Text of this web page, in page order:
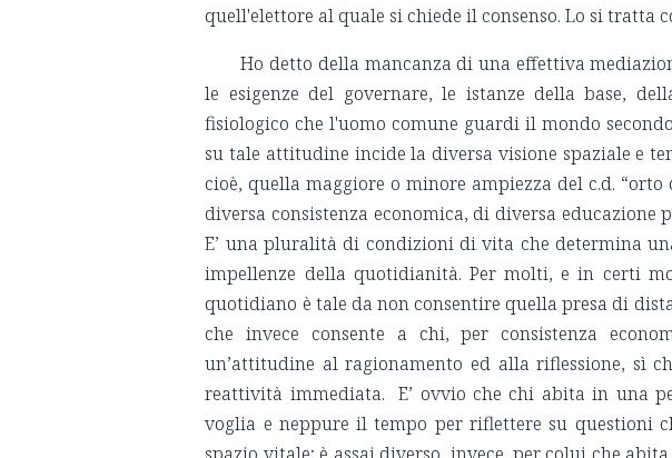
quell'elettore al quale si chiede il consenso. Lo si tratta
Ho detto della mancanza di una effettiva
le esigenze del governare, le istanze della base,
fisiologico che l'uomo comune guardi il mondo
su tale attitudine incide la diversa visione spaziale e
cioè, quella maggiore o minore ampiezza del c.d.
diversa consistenza economica, di diversa educazione
E’ una pluralità di condizioni di vita che determina
impellenze della quotidianità. Per molti, e in certi
quotidiano è tale da non consentire quella presa di
che invece consente a chi, per consistenza
un’attitudine al ragionamento ed alla riflessione, sì
reattività immediata. E’ ovvio che chi abita in una
voglia e neppure il tempo per riflettere su questioni